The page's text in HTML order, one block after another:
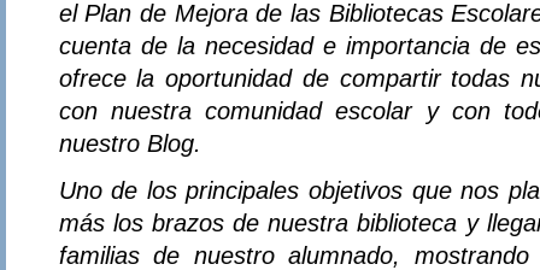
el Plan de Mejora de las Bibliotecas
cuenta de la necesidad e importancia de
ofrece la oportunidad de compartir todas
con nuestra comunidad escolar y con
nuestro Blog.
Uno de los principales objetivos que nos
más los brazos de nuestra biblioteca y
familias de nuestro alumnado,